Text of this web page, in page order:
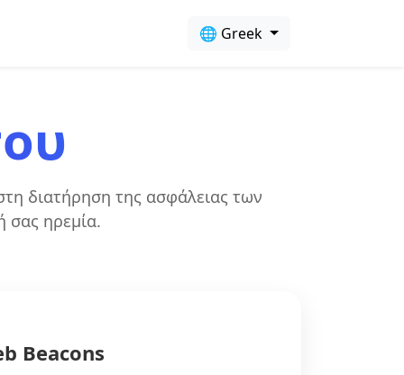
🌐 Greek
διατήρηση της ασφάλειας των
σας ηρεμία.
Beacons